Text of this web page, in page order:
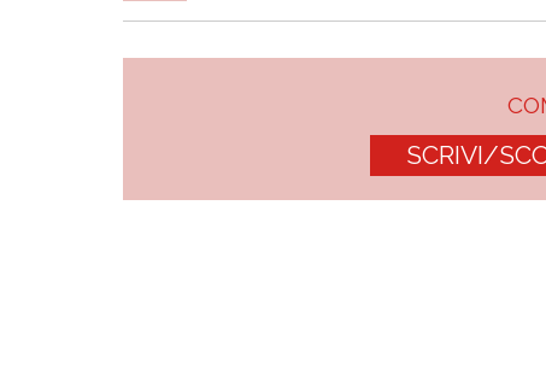
SCRIVI/